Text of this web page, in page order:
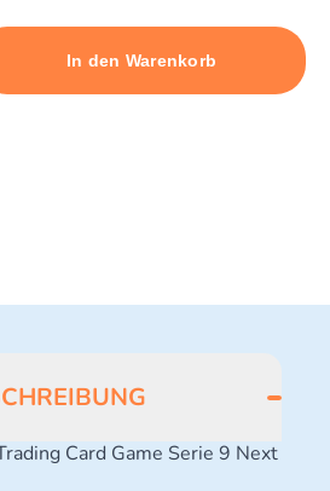
Maximum quantity: 3
In den Warenkorb
Card Game Serie 9 Next